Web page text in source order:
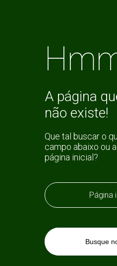
A página
não existe!
Que tal buscar o
campo abaixo ou
página inicial?
Página